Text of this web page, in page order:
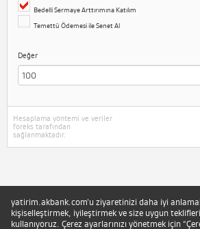
Bedelli Sermaye Arttırımına Katılım
Temettü Ödemesi ile Senet Al
Değer
Hesaplama yöntemi ve veriler
foreks tarafından
sağlanmaktadır.